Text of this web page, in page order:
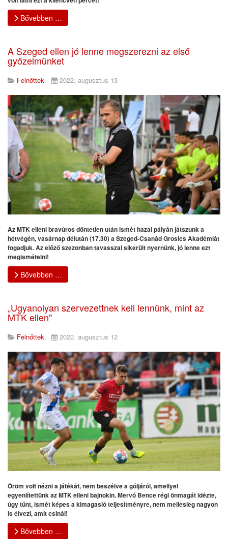
Bővebben …
A Szeged ellen jó lenne megszerezni az első
győzelmünket
Felnőttek 2022. augusztus 13
Az MTK elleni bravúros döntetlen után ismét hazai pályán játszunk a
hétvégén, vasárnap délután (17.30) a Szeged-Csanád Grosics Akadémiát
fogadjuk. Az előző szezonban tavasszal sikerült nyernünk, jó lenne ezt
megismételni!
Bővebben …
„Ugyanolyan szervezettnek kell lennünk, mint az
MTK ellen"
Felnőttek 2022. augusztus 12
Öröm volt nézni a játékát, nem beszélve a góljáról, amellyel
egyenlítettünk az MTK elleni bajnokin. Mervó Bence régi önmagát idézte,
úgy tűnt, ismét képes a kimagasló teljesítményre, nem mellesleg nagyon
is élvezi, amit csinál!
Bővebben …